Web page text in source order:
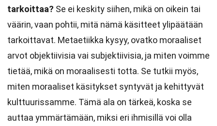
tarkoittaa? Se ei keskity siihen, mikä on oikein tai
väärin, vaan pohtii, mitä nämä käsitteet ylipäätään
tarkoittavat. Metaetiikka kysyy, ovatko moraaliset
arvot objektiivisia vai subjektiivisia, ja miten voimme
tietää, mikä on moraalisesti totta. Se tutkii myös,
miten moraaliset käsitykset syntyvät ja kehittyvät
kulttuurissamme. Tämä ala on tärkeä, koska se
auttaa ymmärtämään, miksi eri ihmisillä voi olla